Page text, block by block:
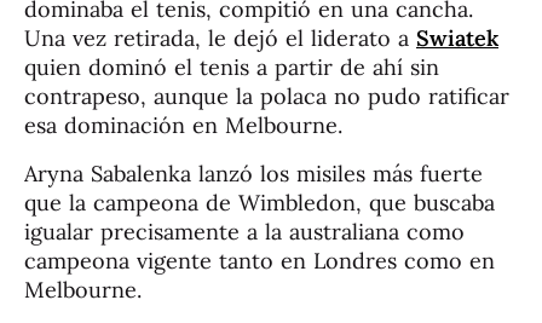
dominaba el tenis, compitió en una cancha.
Una vez retirada, le dejó el liderato a Swiatek
quien dominó el tenis a partir de ahí sin
contrapeso, aunque la polaca no pudo ratificar
esa dominación en Melbourne.
Aryna Sabalenka lanzó los misiles más fuerte
que la campeona de Wimbledon, que buscaba
igualar precisamente a la australiana como
campeona vigente tanto en Londres como en
Melbourne.